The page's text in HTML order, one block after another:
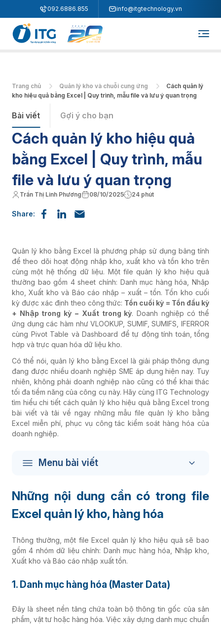
092.6886.855 info@itgtechnology.vn
Trang chủ Quản lý kho và chuỗi cung ứng
Cách quản lý
kho hiệu quả bằng Excel | Quy trình, mẫu file và lưu ý quan trọng
Bài viết Gợi ý cho bạn
Cách quản lý kho hiệu quả
bằng Excel | Quy trình, mẫu
file và lưu ý quan trọng
Trần Thị Linh Phương 08/10/2025 24 phút
Share:
Quản lý kho bằng Excel là phương pháp sử dụng bảng tính
để theo dõi hoạt động nhập kho, xuất kho và tồn kho trên
cùng một hệ thống dữ liệu. Một file quản lý kho hiệu quả
thường bao gồm 4 sheet chính: Danh mục hàng hóa, Nhập
kho, Xuất kho và Báo cáo nhập – xuất – tồn. Tồn kho cuối
kỳ được xác định theo công thức: Tồn cuối kỳ = Tồn đầu kỳ
+ Nhập trong kỳ − Xuất trong kỳ. Doanh nghiệp có thể
ứng dụng các hàm như VLOOKUP, SUMIF, SUMIFS, IFERROR
cùng Pivot Table và Dashboard để tự động tính toán, tổng
hợp và trực quan hóa dữ liệu kho.
Có thể nói, quản lý kho bằng Excel là giải pháp thông dụng
đang được nhiều doanh nghiệp SME áp dụng hiện nay. Tuy
nhiên, không phải doanh nghiệp nào cũng có thể khai thác
tối đa tiềm năng của công cụ này. Hãy cùng ITG Technology
tìm hiểu chi tiết cách quản lý kho hiệu quả bằng Excel trong
bài viết và tải về ngay những mẫu file quản lý kho bằng
Excel miễn phí, phục vụ công tác kiểm soát hàng hóa của
doanh nghiệp.
Menu bài viết
Những nội dung cần có trong file
Excel quản lý kho, hàng hóa
Thông thường, một file Excel quản lý kho hiệu quả sẽ bao
gồm 4 nhóm dữ liệu chính: Danh mục hàng hóa, Nhập kho,
Xuất kho và Báo cáo nhập xuất tồn.
1. Danh mục hàng hóa (Master Data)
Đây là sheet nền tảng chứa toàn bộ thông tin gốc của sản
phẩm, vật tư hoặc hàng hóa. Việc xây dựng danh mục chuẩn